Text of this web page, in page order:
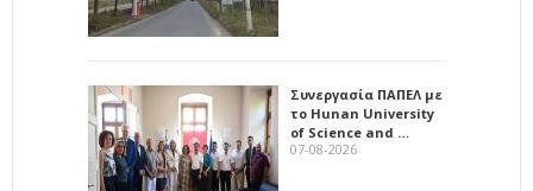
Συνεργασία ΠΑΠΕΛ με
το Hunan University
of Science and …
07-08-2026